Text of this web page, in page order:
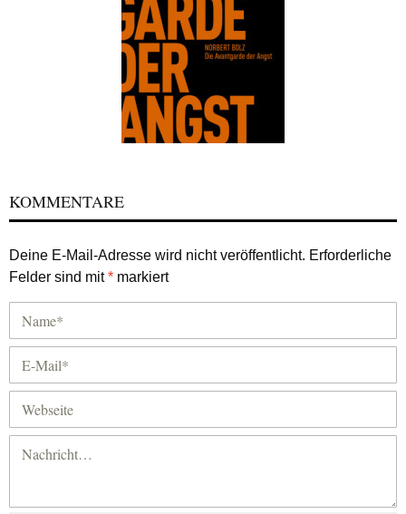
KOMMENTARE
Deine E-Mail-Adresse wird nicht veröffentlicht. Erforderliche
Felder sind mit* markiert